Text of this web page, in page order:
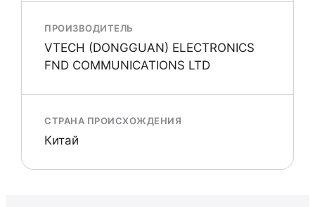
ПРОИЗВОДИТЕЛЬ
VTECH (DONGGUAN) ELECTRONICS
FND COMMUNICATIONS LTD
СТРАНА ПРОИСХОЖДЕНИЯ
Китай